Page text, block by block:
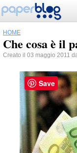
HOME
Che cosa è il
Creato il 03 maggio 2011
Save